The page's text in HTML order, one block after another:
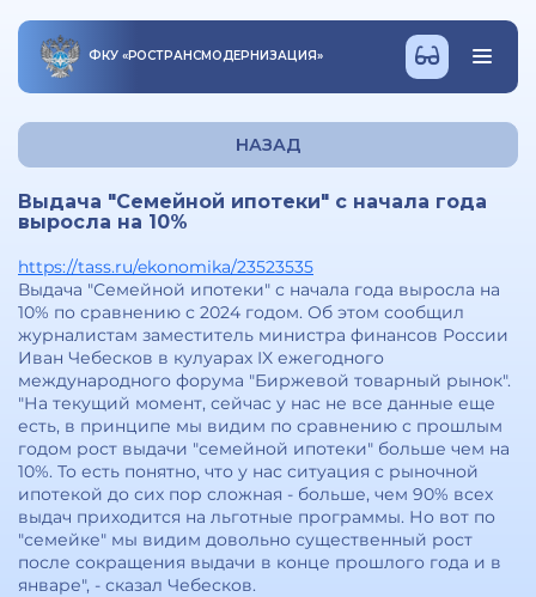
ФКУ «РОСТРАНСМОДЕРНИЗАЦИЯ»
НАЗАД
Выдача "Семейной ипотеки" с начала года
выросла на 10%
https://tass.ru/ekonomika/23523535
Выдача "Семейной ипотеки" с начала года выросла на
10% по сравнению с 2024 годом. Об этом сообщил
журналистам заместитель министра финансов России
Иван Чебесков в кулуарах IX ежегодного
международного форума "Биржевой товарный рынок".
"На текущий момент, сейчас у нас не все данные еще
есть, в принципе мы видим по сравнению с прошлым
годом рост выдачи "семейной ипотеки" больше чем на
10%. То есть понятно, что у нас ситуация с рыночной
ипотекой до сих пор сложная - больше, чем 90% всех
выдач приходится на льготные программы. Но вот по
"семейке" мы видим довольно существенный рост
после сокращения выдачи в конце прошлого года и в
январе", - сказал Чебесков.